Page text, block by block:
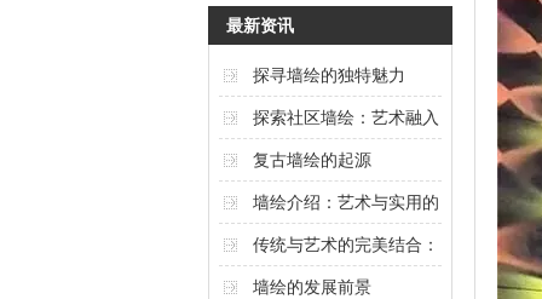
最新资讯
探寻墙绘的独特魅力
探索社区墙绘：艺术融入
城市的创意表达
复古墙绘的起源
墙绘介绍：艺术与实用的
完美结合
传统与艺术的完美结合：
酒店墙绘的魅力
墙绘的发展前景